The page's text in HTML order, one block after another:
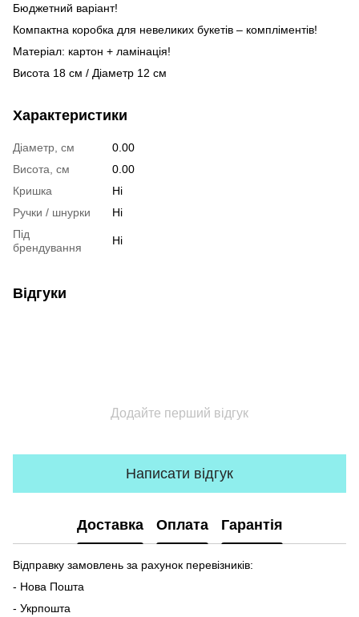
Бюджетний варіант!
Компактна коробка для невеликих букетів – компліментів!
Матеріал: картон + ламінація!
Висота 18 см / Діаметр 12 см
Характеристики
Діаметр, см
0.00
Висота, см
0.00
Кришка
Ні
Ручки / шнурки
Ні
Під
брендування
Ні
Відгуки
Додайте перший відгук
Написати відгук
Доставка Оплата Гарантія
Відправку замовлень за рахунок перевізників:
- Нова Пошта
- Укрпошта